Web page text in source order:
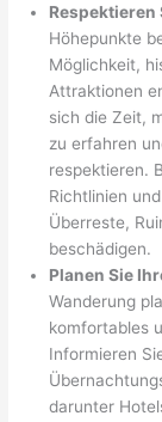
Respektieren
Höhepunkte
Möglichkeit,
Attraktionen
sich die Zeit,
zu erfahren
respektieren.
Richtlinien
Überreste,
beschädigen.
Planen Sie
Wanderung
komfortables
Informieren
darunter